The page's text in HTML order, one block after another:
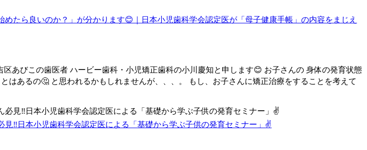
たら良いのか？」が分かります😊｜日本小児歯科学会認定医が「母子健康手帳」の内容をまじえ
あびこの歯医者 ハービー歯科・小児矯正歯科の小川慶知と申します😊 お子さんの 身体の発育状態
はあるの🤔 と思われるかもしれませんが、、、。 もし、お子さんに矯正治療をすることを考えて
‼️日本小児歯科学会認定医による「基礎から学ぶ子供の発育セミナー」✌️